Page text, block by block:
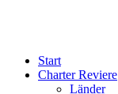
Start
Charter Reviere
Länder